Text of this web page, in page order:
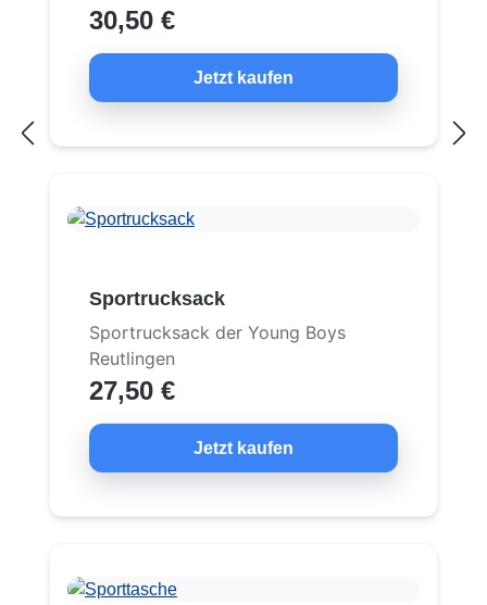
30,50 €
Jetzt kaufen
Sportrucksack
Sportrucksack der Young Boys
Reutlingen
27,50 €
Jetzt kaufen